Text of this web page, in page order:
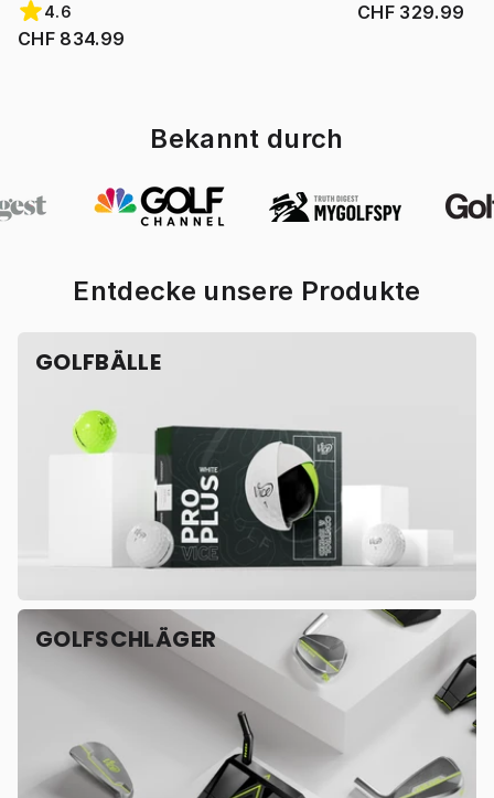
4.6
CHF 834.99
CHF 329.99
Bekannt durch
Entdecke unsere Produkte
GOLFBÄLLE
GOLFSCHLÄGER